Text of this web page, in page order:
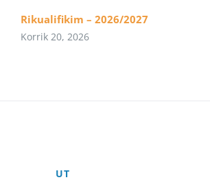
Rikualifikim – 2026/2027
Korrik 20, 2026
UT